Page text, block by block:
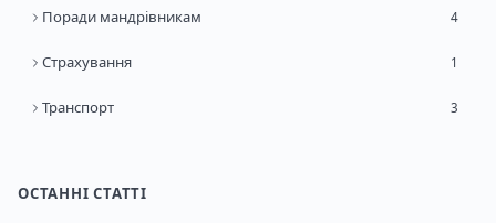
Поради мандрівникам 4
Страхування 1
Транспорт 3
ОСТАННІ СТАТТІ